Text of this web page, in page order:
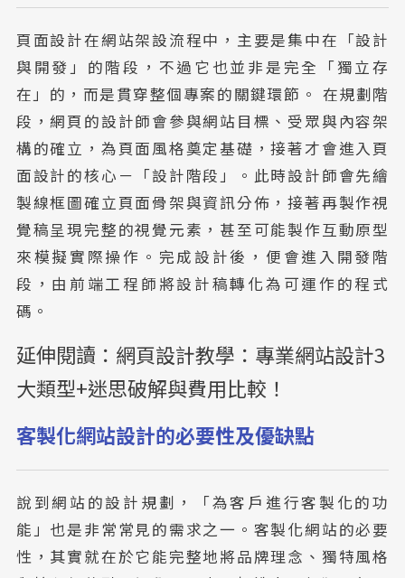
頁面設計在網站架設流程中，主要是集中在「設計
與開發」的階段，不過它也並非是完全「獨立存
在」的，而是貫穿整個專案的關鍵環節。 在規劃階
段，網頁的設計師會參與網站目標、受眾與內容架
構的確立，為頁面風格奠定基礎，接著才會進入頁
面設計的核心－「設計階段」。此時設計師會先繪
製線框圖確立頁面骨架與資訊分佈，接著再製作視
覺稿呈現完整的視覺元素，甚至可能製作互動原型
來模擬實際操作。完成設計後，便會進入開發階
段，由前端工程師將設計稿轉化為可運作的程式
碼。
延伸閱讀： 網頁設計教學：專業網站設計3
大類型+迷思破解與費用比較！
客製化網站設計的必要性及優缺點
說到網站的設計規劃，「為客戶進行客製化的功
能」也是非常常見的需求之一。客製化網站的必要
性，其實就在於它能完整地將品牌理念、獨特風格